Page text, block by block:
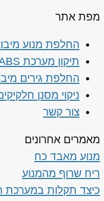
מפת אתר
החלפת מנוע
תיקון מערכת ABS
החלפת גירים
ניקוי מסנן
צור קשר
מאמרים אחרונים
מנוע מאבד כח
ריח שרוף מהמנוע
כיצד תקלות במערכת